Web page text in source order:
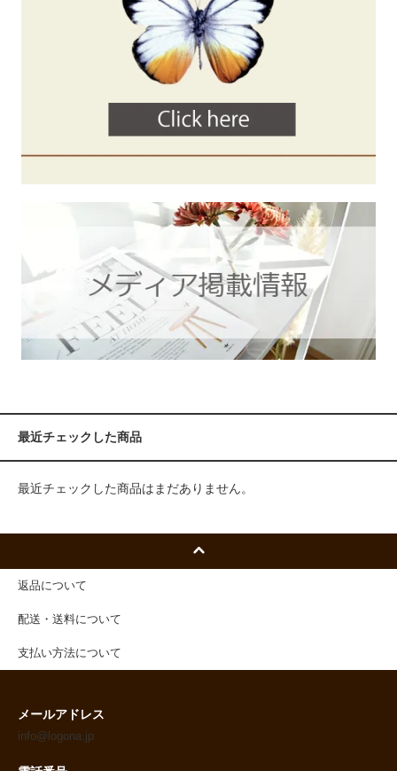
最近チェックした商品
最近チェックした商品はまだありません。
返品について
配送・送料について
支払い方法について
メールアドレス
info@logona.jp